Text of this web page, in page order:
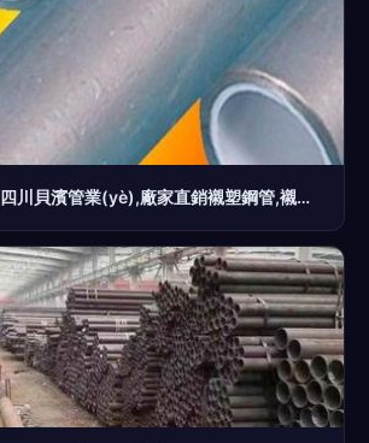
鋼襯塑儲罐采購, 四川貝濱管業(yè),廠家直銷襯塑鋼管,襯塑鋼管廠家,經久耐用的襯塑鋼管,國內第一品牌襯塑鋼管圖片_高清圖_細節(jié)圖-廣州貝濱管業(yè) -